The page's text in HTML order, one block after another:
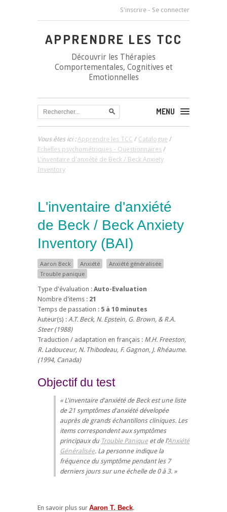
S'inscrire - Se connecter
APPRENDRE LES TCC
Découvrir les Thérapies
Comportementales, Cognitives et
Emotionnelles
MENU
Vous êtes ici :Apprendre les TCC / Catalogue /
Echelles psychométriques - Questionnaires /
L'inventaire d'anxiété de Beck / Beck Anxiety
Inventory
L'inventaire d'anxiété
de Beck / Beck Anxiety
Inventory (BAI)
Aaron Beck Anxiété
Anxiété généralisée
Trouble panique
Type d'évaluation : Auto-Evaluation
Nombre d'items : 21
Temps de passation : 5 à 10 minutes
Auteur(s) : A.T. Beck, N. Epstein, G. Brown, & R.A.
Steer (1988)
Traduction / adaptation en français : M.H. Freeston,
R. Ladouceur, N. Thibodeau, F. Gagnon, J. Rhéaume.
(1994, Canada)
Objectif du test
L'inventaire d'anxiété de Beck est une liste
de 21 symptômes d'anxiété dévelopée
auprès de grands échantillons cliniques. Les
items correspondent aux symptômes
principaux du Trouble Panique et de l'Anxiété
Généralisée. La personne indique la
fréquence du symptôme pendant les 7
derniers jours sur une échelle de 0 à 3.
En savoir plus sur Aaron T. Beck.